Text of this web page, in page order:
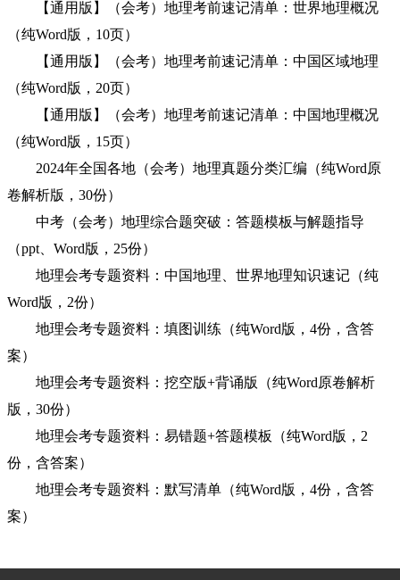
【通用版】（会考）地理考前速记清单：世界地理概况
（纯Word版，10页）
【通用版】（会考）地理考前速记清单：中国区域地理
（纯Word版，20页）
【通用版】（会考）地理考前速记清单：中国地理概况
（纯Word版，15页）
2024年全国各地（会考）地理真题分类汇编（纯Word原
卷解析版，30份）
中考（会考）地理综合题突破：答题模板与解题指导
（ppt、Word版，25份）
地理会考专题资料：中国地理、世界地理知识速记（纯
Word版，2份）
地理会考专题资料：填图训练（纯Word版，4份，含答
案）
地理会考专题资料：挖空版+背诵版（纯Word原卷解析
版，30份）
地理会考专题资料：易错题+答题模板（纯Word版，2
份，含答案）
地理会考专题资料：默写清单（纯Word版，4份，含答
案）